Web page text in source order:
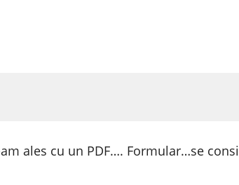
ales cu un PDF…. Formular…se